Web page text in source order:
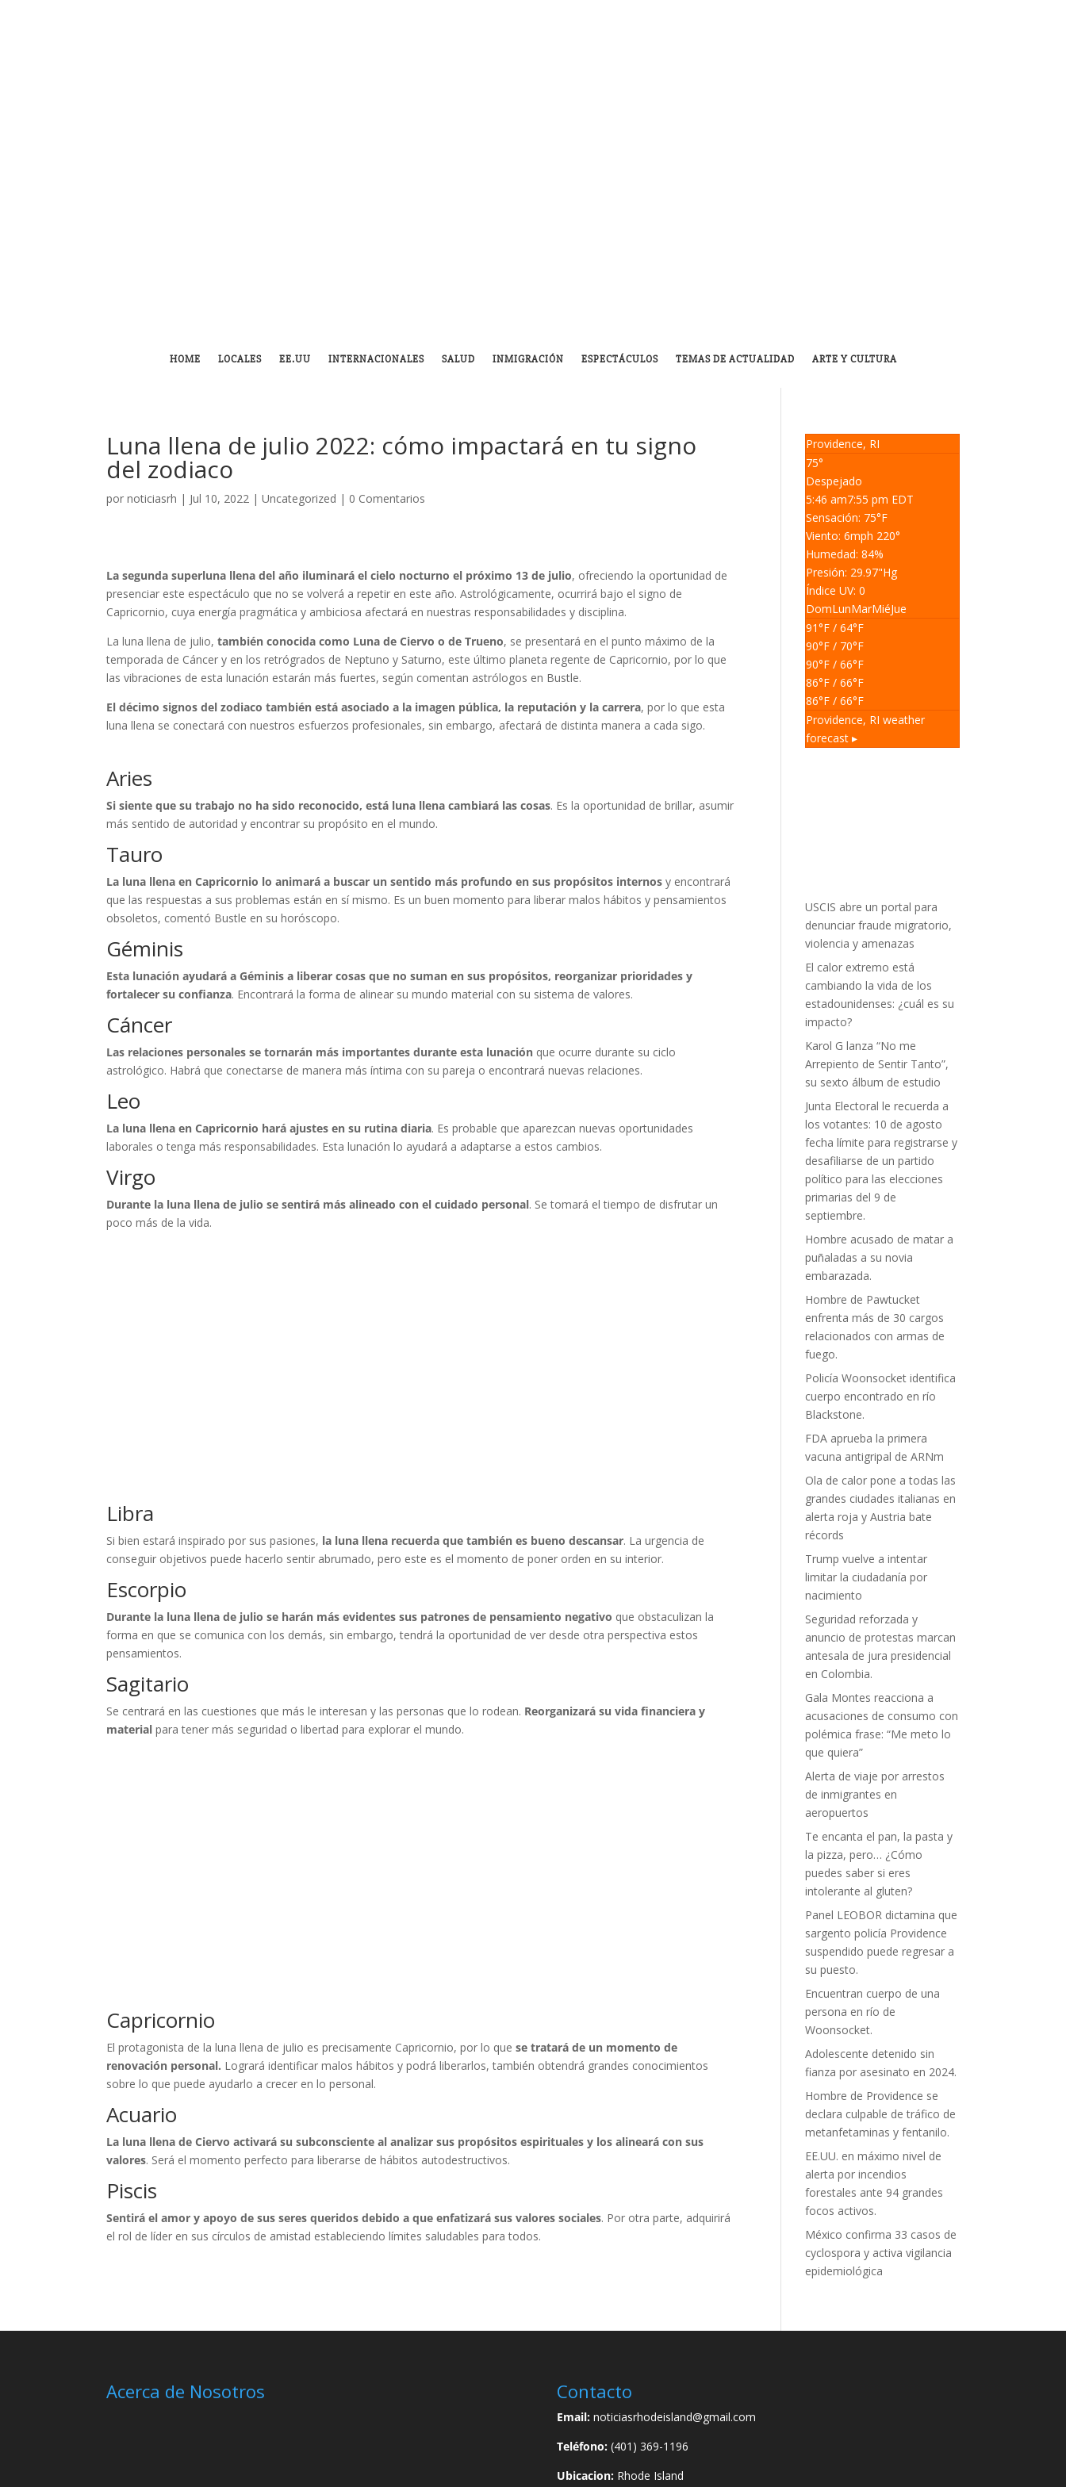
HOME LOCALES EE.UU INTERNACIONALES SALUD INMIGRACIÓN ESPECTÁCULOS TEMAS DE ACTUALIDAD ARTE Y CULTURA
Luna llena de julio 2022: cómo impactará en tu signo
del zodiaco
pornoticiasrh | Jul 10, 2022 |Uncategorized | 0 Comentarios
La segunda superluna llena del año iluminará el cielo nocturno el próximo 13 de julio, ofreciendo la oportunidad de
presenciar este espectáculo que no se volverá a repetir en este año. Astrológicamente, ocurrirá bajo el signo de
Capricornio, cuya energía pragmática y ambiciosa afectará en nuestras responsabilidades y disciplina.
La luna llena de julio,también conocida como Luna de Ciervo o de Trueno, se presentará en el punto máximo de la
temporada de Cáncer y en los retrógrados de Neptuno y Saturno, este último planeta regente de Capricornio, por lo que
las vibraciones de esta lunación estarán más fuertes, según comentan astrólogos en Bustle.
El décimo signos del zodiaco también está asociado a la imagen pública, la reputación y la carrera, por lo que esta
luna llena se conectará con nuestros esfuerzos profesionales, sin embargo, afectará de distinta manera a cada sigo.
Aries
Si siente que su trabajo no ha sido reconocido, está luna llena cambiará las cosas. Es la oportunidad de brillar, asumir
más sentido de autoridad y encontrar su propósito en el mundo.
Tauro
La luna llena en Capricornio lo animará a buscar un sentido más profundo en sus propósitos internos y encontrará
que las respuestas a sus problemas están en sí mismo. Es un buen momento para liberar malos hábitos y pensamientos
obsoletos, comentó Bustle en su horóscopo.
Géminis
Esta lunación ayudará a Géminis a liberar cosas que no suman en sus propósitos, reorganizar prioridades y
fortalecer su confianza. Encontrará la forma de alinear su mundo material con su sistema de valores.
Cáncer
Las relaciones personales se tornarán más importantes durante esta lunación que ocurre durante su ciclo
astrológico. Habrá que conectarse de manera más íntima con su pareja o encontrará nuevas relaciones.
Leo
La luna llena en Capricornio hará ajustes en su rutina diaria. Es probable que aparezcan nuevas oportunidades
laborales o tenga más responsabilidades. Esta lunación lo ayudará a adaptarse a estos cambios.
Virgo
Durante la luna llena de julio se sentirá más alineado con el cuidado personal. Se tomará el tiempo de disfrutar un
poco más de la vida.
Libra
Si bien estará inspirado por sus pasiones, la luna llena recuerda que también es bueno descansar. La urgencia de
conseguir objetivos puede hacerlo sentir abrumado, pero este es el momento de poner orden en su interior.
Escorpio
Durante la luna llena de julio se harán más evidentes sus patrones de pensamiento negativo que obstaculizan la
forma en que se comunica con los demás, sin embargo, tendrá la oportunidad de ver desde otra perspectiva estos
pensamientos.
Sagitario
Se centrará en las cuestiones que más le interesan y las personas que lo rodean. Reorganizará su vida financiera y
materialpara tener más seguridad o libertad para explorar el mundo.
Capricornio
El protagonista de la luna llena de julio es precisamente Capricornio, por lo que se tratará de un momento de
renovación personal. Logrará identificar malos hábitos y podrá liberarlos, también obtendrá grandes conocimientos
sobre lo que puede ayudarlo a crecer en lo personal.
Acuario
La luna llena de Ciervo activará su subconsciente al analizar sus propósitos espirituales y los alineará con sus
valores. Será el momento perfecto para liberarse de hábitos autodestructivos.
Piscis
Sentirá el amor y apoyo de sus seres queridos debido a que enfatizará sus valores sociales. Por otra parte, adquirirá
el rol de líder en sus círculos de amistad estableciendo límites saludables para todos.
Providence, RI
75°
Despejado
5:46 am7:55 pm EDT
Sensación: 75°F
Viento: 6mph 220°
Humedad: 84%
Presión: 29.97"Hg
Índice UV: 0
DomLunMarMiéJue
91°F / 64°F
90°F / 70°F
90°F / 66°F
86°F / 66°F
86°F / 66°F
Providence, RI weather
forecast ▸
USCIS abre un portal para
denunciar fraude migratorio,
violencia y amenazas
El calor extremo está
cambiando la vida de los
estadounidenses: ¿cuál es su
impacto?
Karol G lanza “No me
Arrepiento de Sentir Tanto”,
su sexto álbum de estudio
Junta Electoral le recuerda a
los votantes: 10 de agosto
fecha límite para registrarse y
desafiliarse de un partido
político para las elecciones
primarias del 9 de
septiembre.
Hombre acusado de matar a
puñaladas a su novia
embarazada.
Hombre de Pawtucket
enfrenta más de 30 cargos
relacionados con armas de
fuego.
Policía Woonsocket identifica
cuerpo encontrado en río
Blackstone.
FDA aprueba la primera
vacuna antigripal de ARNm
Ola de calor pone a todas las
grandes ciudades italianas en
alerta roja y Austria bate
récords
Trump vuelve a intentar
limitar la ciudadanía por
nacimiento
Seguridad reforzada y
anuncio de protestas marcan
antesala de jura presidencial
en Colombia.
Gala Montes reacciona a
acusaciones de consumo con
polémica frase: “Me meto lo
que quiera”
Alerta de viaje por arrestos
de inmigrantes en
aeropuertos
Te encanta el pan, la pasta y
la pizza, pero… ¿Cómo
puedes saber si eres
intolerante al gluten?
Panel LEOBOR dictamina que
sargento policía Providence
suspendido puede regresar a
su puesto.
Encuentran cuerpo de una
persona en río de
Woonsocket.
Adolescente detenido sin
fianza por asesinato en 2024.
Hombre de Providence se
declara culpable de tráfico de
metanfetaminas y fentanilo.
EE.UU. en máximo nivel de
alerta por incendios
forestales ante 94 grandes
focos activos.
México confirma 33 casos de
cyclospora y activa vigilancia
epidemiológica
Acerca de Nosotros Contacto
Email:noticiasrhodeisland@gmail.com
Teléfono:(401) 369-1196
Ubicacion:Rhode Island